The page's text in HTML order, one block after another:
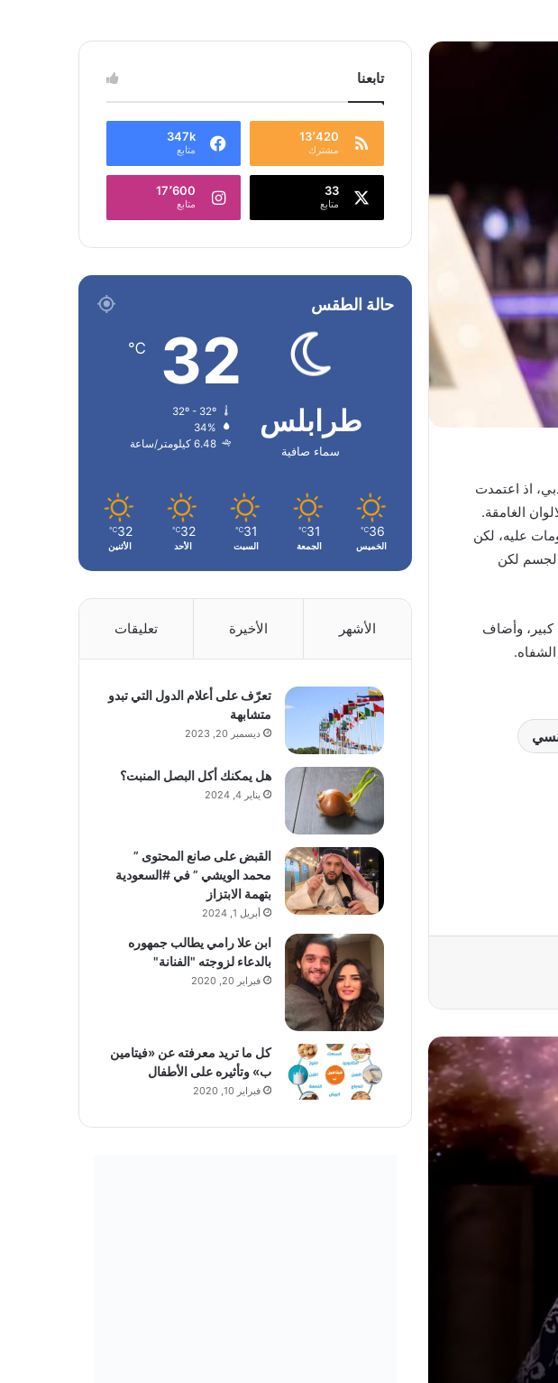
اذ اعتمدت
الغامقة.
عليه، لكن
لكن
كبير، وأضاف
السينما
سير على طريق
الاكثر مشاهدة
عدوية عن عمر
لأفضل
الله بعد
تابعنا
13٬420
مشترك
347k
متابع
33
متابع
17٬600
متابع
حالة الطقس
طرابلس
سماء صافية
32
℃
34%
6.48 كيلومتر/ساعة
36
℃
الخميس
31
℃
الجمعة
31
℃
السبت
32
℃
الأحد
32
℃
الأثنين
الأشهر الأخيرة تعليقات
تعرّف على أعلام الدول التي تبدو
متشابهة
ديسمبر 20, 2023
هل يمكنك أكل البصل المنبت؟
يناير 4, 2024
القبض على صانع المحتوى ”
محمد الويشي ” في #السعودية
بتهمة الابتزاز
أبريل 1, 2024
ابن علا رامي يطالب جمهوره
بالدعاء لزوجته "الفنانة"
فبراير 20, 2020
كل ما تريد معرفته عن «فيتامين
ب» وتأثيره على الأطفال
فبراير 10, 2020